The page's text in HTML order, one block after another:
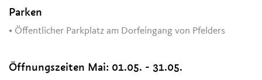
Parken
• Öffentlicher Parkplatz am Dorfeingang von Pfelders
Öffnungszeiten Mai: 01.05. - 31.05.